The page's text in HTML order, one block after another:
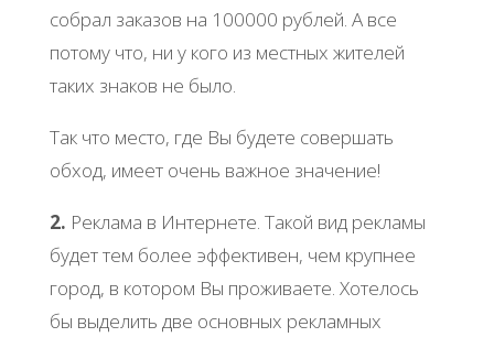
собрал заказов на 100000 рублей. А все
потому что, ни у кого из местных жителей
таких знаков не было.
Так что место, где Вы будете совершать
обход, имеет очень важное значение!
2. Реклама в Интернете. Такой вид рекламы
будет тем более эффективен, чем крупнее
город, в котором Вы проживаете. Хотелось
бы выделить две основных рекламных